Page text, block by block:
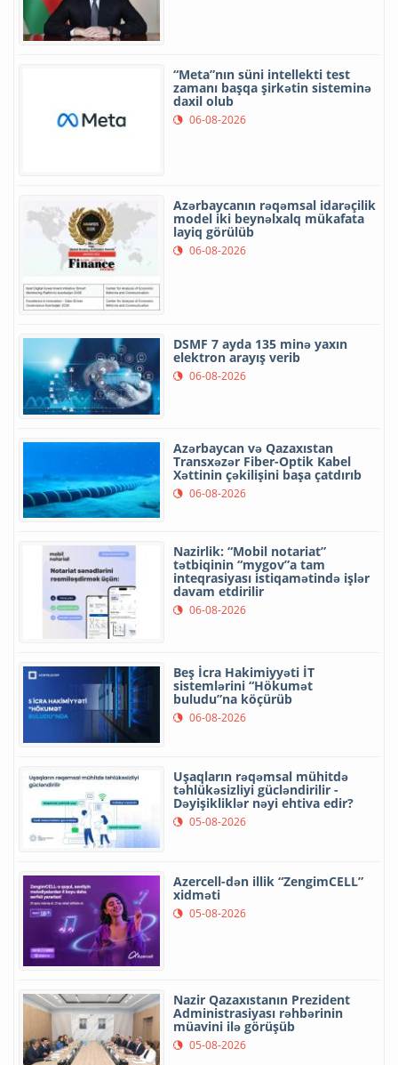
“Meta”nın süni intellekti test
zamanı başqa şirkətin sisteminə
daxil olub
06-08-2026
Azərbaycanın rəqəmsal idarəçilik
model iki beynəlxalq mükafata
layiq görülüb
06-08-2026
DSMF 7 ayda 135 minə yaxın
elektron arayış verib
06-08-2026
Azərbaycan və Qazaxıstan
Transxəzər Fiber-Optik Kabel
Xəttinin çəkilişini başa çatdırıb
06-08-2026
Nazirlik: “Mobil notariat”
tətbiqinin “mygov”a tam
inteqrasiyası istiqamətində işlər
davam etdirilir
06-08-2026
Beş İcra Hakimiyyəti İT
sistemlərini “Hökumət
buludu”na köçürüb
06-08-2026
Uşaqların rəqəmsal mühitdə
təhlükəsizliyi gücləndirilir -
Dəyişikliklər nəyi ehtiva edir?
05-08-2026
Azercell-dən illik “ZengimCELL”
xidməti
05-08-2026
Nazir Qazaxıstanın Prezident
Administrasiyası rəhbərinin
müavini ilə görüşüb
05-08-2026